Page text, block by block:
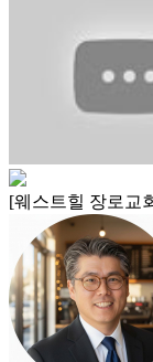
[웨스트힐 장로교